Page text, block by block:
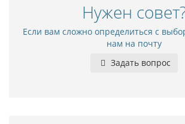
Нужен
Если вам сложно определиться с
нам на почту
Задать вопрос